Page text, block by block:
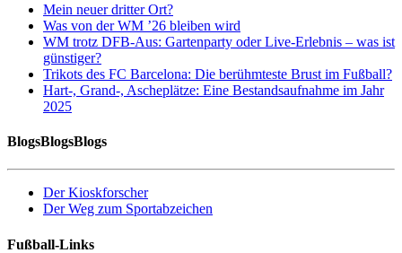
Mein neuer dritter Ort?
Was von der WM ’26 bleiben wird
WM trotz DFB-Aus: Gartenparty oder Live-Erlebnis – was ist
günstiger?
Trikots des FC Barcelona: Die berühmteste Brust im Fußball?
Hart-, Grand-, Ascheplätze: Eine Bestandsaufnahme im Jahr
2025
BlogsBlogsBlogs
Der Kioskforscher
Der Weg zum Sportabzeichen
Fußball-Links